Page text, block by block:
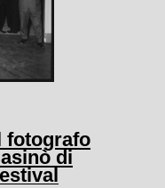
fotografo
di